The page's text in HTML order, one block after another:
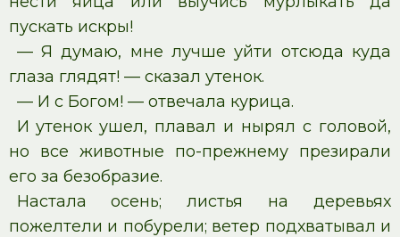
пускать искры!
— Я думаю, мне лучше уйти отсюда куда
глаза глядят! — сказал утенок.
— И с Богом! — отвечала курица.
И утенок ушел, плавал и нырял с головой,
но все животные по-прежнему презирали
его за безобразие.
Настала осень; листья на деревьях
пожелтели и побурели; ветер подхватывал и